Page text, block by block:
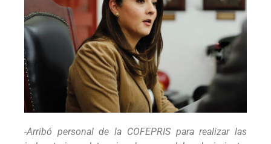
-Arribó personal de la COFEPRIS para realizar las